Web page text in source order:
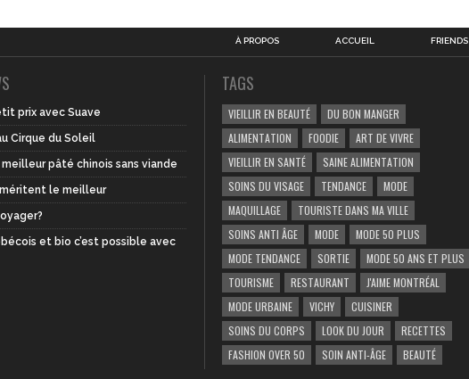
À PROPOS ACCUEIL FRIENDS
prix avec Suave
Cirque du Soleil
pâté chinois sans viande
méritent le meilleur
et bio c’est possible avec
TAGS
VIEILLIR EN BEAUTÉ
DU BON MANGER
ALIMENTATION
FOODIE
ART DE VIVRE
VIEILLIR EN SANTÉ
SAINE ALIMENTATION
SOINS DU VISAGE
TENDANCE
MODE
MAQUILLAGE
TOURISTE DANS MA VILLE
SOINS ANTI ÂGE
MODE
MODE 50 PLUS
MODE TENDANCE
SORTIE
MODE 50 ANS ET PLUS
TOURISME
RESTAURANT
J'AIME MONTRÉAL
MODE URBAINE
VICHY
CUISINER
SOINS DU CORPS
LOOK DU JOUR
RECETTES
FASHION OVER 50
SOIN ANTI-ÂGE BEAUTÉ